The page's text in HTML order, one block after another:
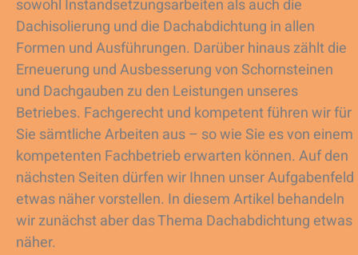
sowohl Instandsetzungsarbeiten als auch die
Dachisolierung und die Dachabdichtung in allen
Formen und Ausführungen. Darüber hinaus zählt die
Erneuerung und Ausbesserung von Schornsteinen
und Dachgauben zu den Leistungen unseres
Betriebes. Fachgerecht und kompetent führen wir für
Sie sämtliche Arbeiten aus – so wie Sie es von einem
kompetenten Fachbetrieb erwarten können. Auf den
nächsten Seiten dürfen wir Ihnen unser Aufgabenfeld
etwas näher vorstellen. In diesem Artikel behandeln
wir zunächst aber das Thema Dachabdichtung etwas
näher.